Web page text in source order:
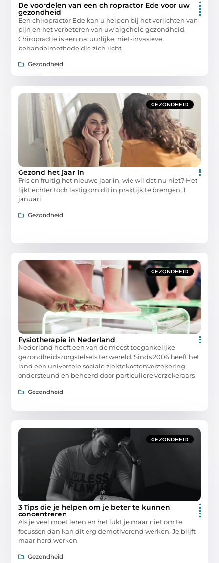
De voordelen van een chiropractor Ede voor uw
gezondheid
Een chiropractor Ede kan u helpen bij het verlichten van
pijn en het verbeteren van uw algehele gezondheid.
Chiropractie is een natuurlijke, niet-invasieve
behandelmethode die zich richt
Gezondheid
GEZONDHEID
Gezond het jaar in
Fris en fruitig het nieuwe jaar in, wie wil dat nu niet? Het
lijkt echter toch lastig om dit in praktijk te brengen. 1
januari
Gezondheid
GEZONDHEID
Fysiotherapie in Nederland
Nederland heeft een van de meest toegankelijke
gezondheidszorgstelsels ter wereld. Sinds 2006 heeft het
land een universele sociale ziektekostenverzekering,
ondersteund en beheerd door particuliere verzekeraars
Gezondheid
GEZONDHEID
3 Tips die je helpen om je beter te kunnen
concentreren
Als je veel moet leren en het lukt je maar niet om te
focussen dan kan dit erg demotiverend werken. Je blijft
maar hard werken
Gezondheid